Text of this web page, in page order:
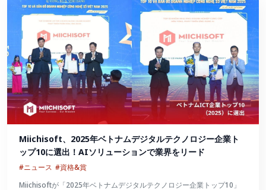
Miichisoft、2025年ベトナムデジタルテクノロジー企業ト
ップ10に選出！AIソリューションで業界をリード
#ニュース #資格&賞
Miichisoftが「2025年ベトナムデジタルテクノロジー企業トップ10」